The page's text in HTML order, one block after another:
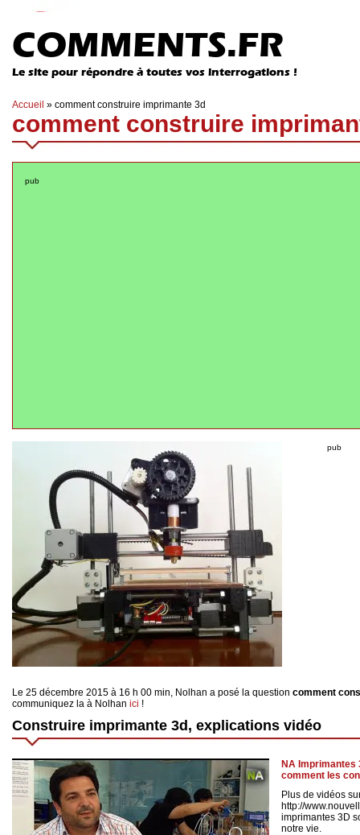
COMMENTS.FR
Le site pour répondre à toutes vos interrogations !
Accueil » comment construire imprimante 3d
comment construire
pub
pub
Le 25 décembre 2015 à 16 h 00 min, Nolhan a posé la question comment
communiquez la à Nolhan ici !
Construire imprimante 3d, explications vidéo
NA Imprimantes
comment les
Plus de vidéos
http://
imprimantes 3D
notre vie.